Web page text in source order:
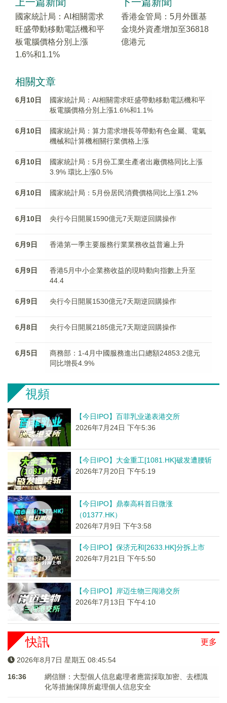
國家統計局：AI相關需求
旺盛帶動移動電話機和平
板電腦價格分別上漲
1.6%和1.1%
香港金管局：5月外匯基
金境外資產增加至36818
億港元
相關文章
6月10日
國家統計局：AI相關需求旺盛帶動移動電話機和平
板電腦價格分別上漲1.6%和1.1%
6月10日
國家統計局：算力需求增長等帶動有色金屬、電氣
機械和計算機相關行業價格上漲
6月10日
國家統計局：5月份工業生產者出廠價格同比上漲
3.9% 環比上漲0.5%
6月10日 國家統計局：5月份居民消費價格同比上漲1.2%
6月10日 央行今日開展1590億元7天期逆回購操作
6月9日 香港第一季主要服務行業業務收益普遍上升
6月9日
香港5月中小企業務收益的現時動向指數上升至
44.4
6月9日 央行今日開展1530億元7天期逆回購操作
6月8日 央行今日開展2185億元7天期逆回購操作
6月5日
商務部：1-4月中國服務進出口總額24853.2億元
同比增長4.9%
視頻
【今日IPO】百菲乳业递表港交所
2026年7月24日 下午5:36
【今日IPO】大金重工[1081.HK]破发遭腰斩
2026年7月20日 下午5:19
【今日IPO】鼎泰高科首日微涨
（01377.HK）
2026年7月9日 下午3:58
【今日IPO】保济元和[2633.HK]分拆上市
2026年7月21日 下午5:50
【今日IPO】岸迈生物三闯港交所
2026年7月13日 下午4:10
更多
快訊
2026年8月7日 星期五 08:45:54
16:36
網信辦：大型個人信息處理者應當採取加密、去標識
化等措施保障所處理個人信息安全